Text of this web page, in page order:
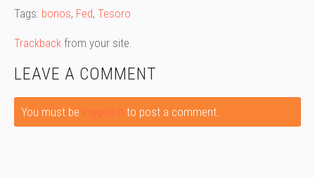
Tags: bonos, Fed, Tesoro
Trackback from your site.
LEAVE A COMMENT
You must be logged in to post a comment.